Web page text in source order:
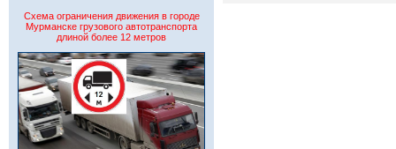
Схема ограничения движения в городе
Мурманске грузового автотранспорта
длиной более 12 метров